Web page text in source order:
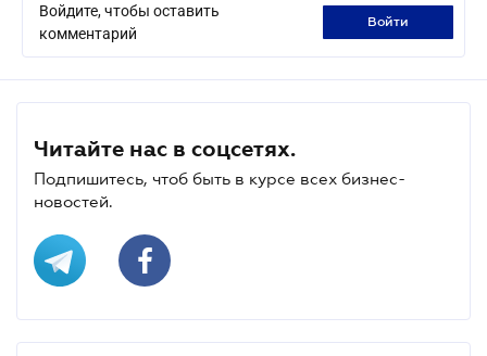
Войдите, чтобы оставить
комментарий
войти
Читайте нас в соцсетях.
Подпишитесь, чтоб быть в курсе всех бизнес-
новостей.